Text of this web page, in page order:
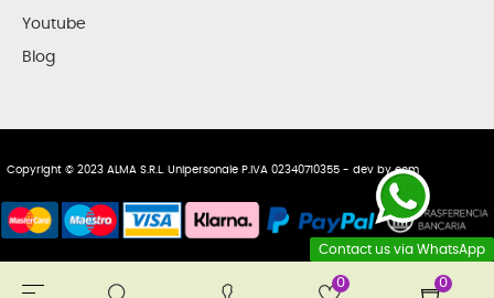
0 0
Toggle
☰
Youtube
Blog
Contact us via WhatsApp
Copyright © 2023 ALMA S.R.L. Unipersonale P.IVA 02340710355 - dev byecm